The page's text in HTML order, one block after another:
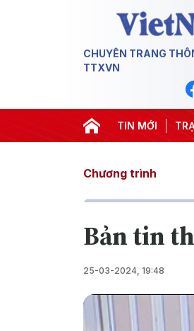
CHUYÊN TRANG
TTXVN
TIN MỚI
#Căng thẳng Trung Đông
Chương trình
Bản tin
25-03-2024, 19:48